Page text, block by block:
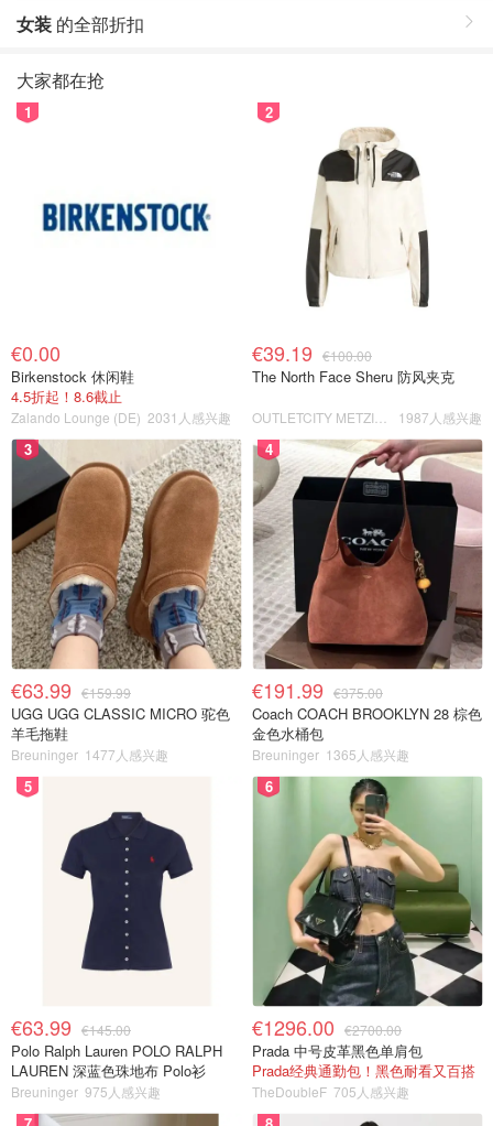
女装 的全部折扣
大家都在抢
1
€0.00
Birkenstock 休闲鞋
4.5折起！8.6截止
Zalando Lounge (DE) 2031人感兴趣
2
€39.19 €100.00
The North Face Sheru 防风夹克
1987人感兴趣
3
€63.99 €159.99
UGG UGG CLASSIC MICRO 驼色
羊毛拖鞋
Breuninger 1477人感兴趣
4
€191.99 €375.00
Coach COACH BROOKLYN 28 棕色
金色水桶包
Breuninger 1365人感兴趣
5
€63.99 €145.00
Polo Ralph Lauren POLO RALPH
LAUREN 深蓝色珠地布 Polo衫
Breuninger 975人感兴趣
6
€1296.00 €2700.00
Prada 中号皮革黑色单肩包
Prada经典通勤包！黑色耐看又百搭
TheDoubleF 705人感兴趣